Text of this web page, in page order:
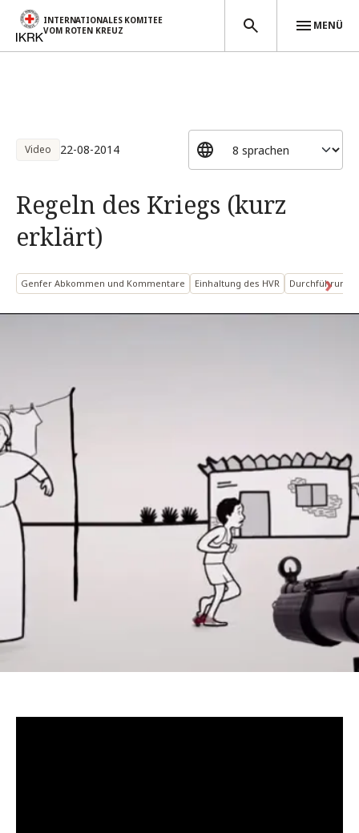
INTERNATIONALES KOMITEE
VOM ROTEN KREUZ
MENÜ
Video 22-08-2014
Regeln des Kriegs (kurz
erklärt)
Genfer Abkommen und Kommentare Einhaltung des HVR Durchführung